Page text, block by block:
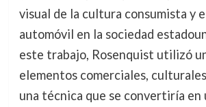
visual de la cultura consumista y
automóvil en la sociedad
este trabajo, Rosenquist utilizó
elementos comerciales,
una técnica que se convertiría en